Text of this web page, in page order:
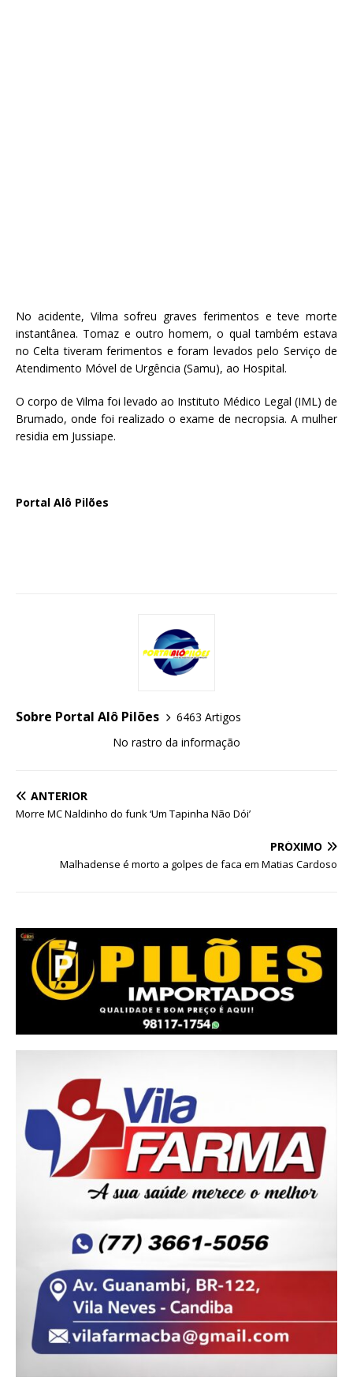
No acidente, Vilma sofreu graves ferimentos e teve morte
instantânea. Tomaz e outro homem, o qual também estava
no Celta tiveram ferimentos e foram levados pelo Serviço de
Atendimento Móvel de Urgência (Samu), ao Hospital.
O corpo de Vilma foi levado ao Instituto Médico Legal (IML) de
Brumado, onde foi realizado o exame de necropsia. A mulher
residia em Jussiape.
Portal Alô Pilões
Sobre Portal Alô Pilões
6463 Artigos
No rastro da informação
ANTERIOR
Morre MC Naldinho do funk ‘Um Tapinha Não Dói’
PRÓXIMO
Malhadense é morto a golpes de faca em Matias Cardoso